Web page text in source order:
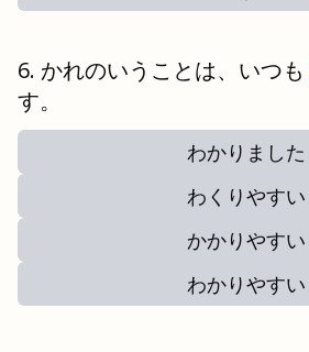
かれのいうことは、いつも
す。
わかりました
わくりやすい
かかりやすい
わかりやすい